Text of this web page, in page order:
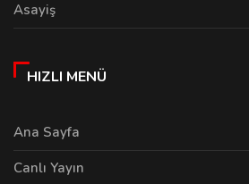
Asayiş
HIZLI MENÜ
Ana Sayfa
Canlı Yayın